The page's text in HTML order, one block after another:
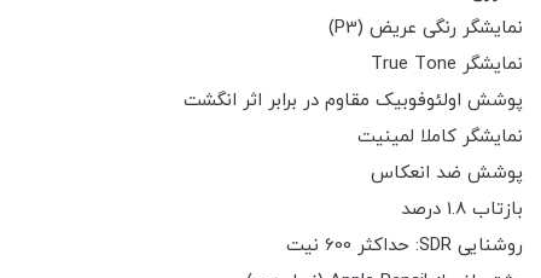
نمایشگر رنگی عریض (P3)
نمایشگر True Tone
پوشش اولئوفوبیک مقاوم در برابر اثر انگشت
نمایشگر کاملا لمینیت
پوشش ضد انعکاس
بازتاب 1.8 درصد
روشنایی SDR: حداکثر 600 نیت